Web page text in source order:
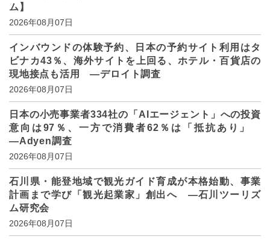
ム】
2026年08月07日
インバウンドの体験予約、日本の予約サイト利用はタ
ビナカ43％、海外サイトを上回る、ホテル・百貨店の
現地接点も活用 ―デロイト調査
2026年08月07日
日本の小売事業者334社の「AIエージェント」への投資
意向は97％、一方で消費者62％は「抵抗あり」
―Adyen調査
2026年08月07日
石川県・能登地域で観光ガイド育成が本格始動、事業
計画まで学び「観光起業家」創出へ ―石川ツーリズ
ム研究会
2026年08月07日